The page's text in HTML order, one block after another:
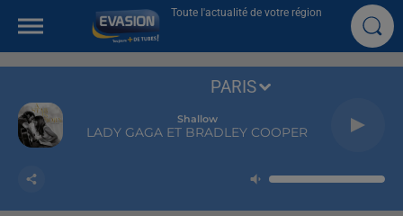
Toute l'actualité de votre région
Shallow
LADY GAGA ET BRADLEY COOPER
PARIS